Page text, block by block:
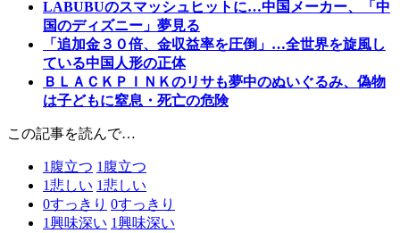
LABUBUのスマッシュヒットに…中国メーカー、「中
国のディズニー」夢見る
「追加金３０倍、金収益率を圧倒」…全世界を旋風し
ている中国人形の正体
ＢＬＡＣＫＰＩＮＫのリサも夢中のぬいぐるみ、偽物
は子どもに窒息・死亡の危険
この記事を読んで…
1 腹立つ 1 腹立つ
1悲しい 1悲しい
0すっきり 0すっきり
1興味深い 1興味深い